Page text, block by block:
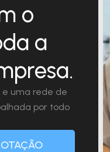
o
a
uma rede de
por todo